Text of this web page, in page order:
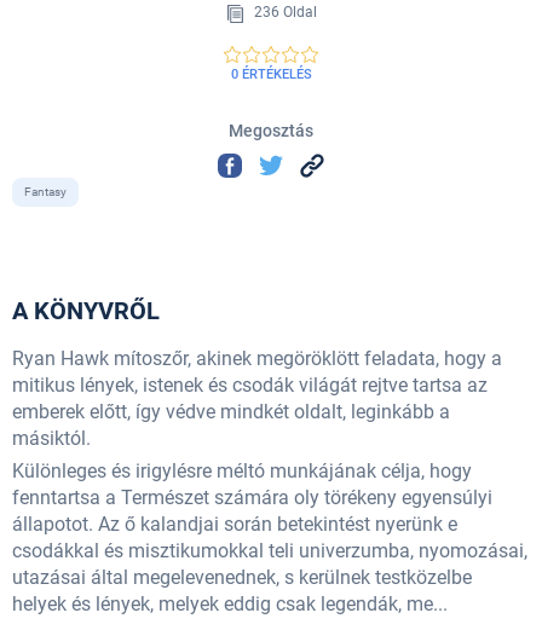
236 Oldal
0 ÉRTÉKELÉS
Megosztás
Fantasy
A KÖNYVRŐL
Ryan Hawk mítoszőr, akinek megöröklött feladata, hogy a
mitikus lények, istenek és csodák világát rejtve tartsa az
emberek előtt, így védve mindkét oldalt, leginkább a
másiktól.
Különleges és irigylésre méltó munkájának célja, hogy
fenntartsa a Természet számára oly törékeny egyensúlyi
állapotot. Az ő kalandjai során betekintést nyerünk e
csodákkal és misztikumokkal teli univerzumba, nyomozásai,
utazásai által megelevenednek, s kerülnek testközelbe
helyek és lények, melyek eddig csak legendák, me...